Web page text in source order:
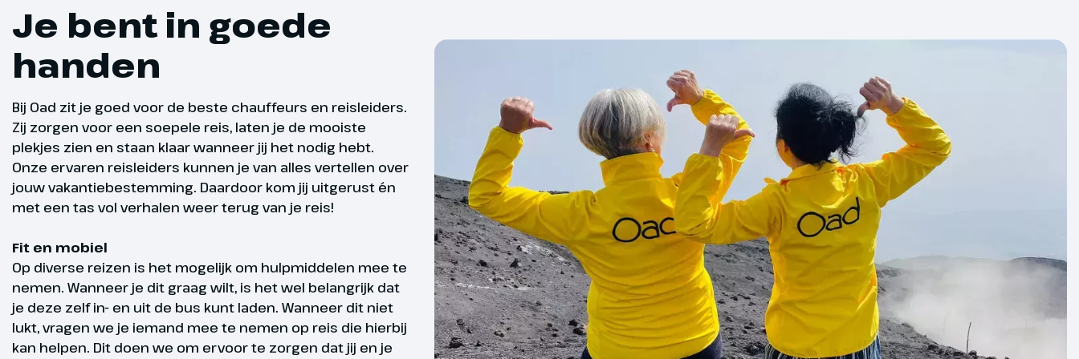
Dag 3
Antiek Rome; Colosseum, Forum
Vandaag gaan we het antieke Rome
ontdekken. Onder leiding van een deskundige
gids beginnen we de tour langs het
indrukwekkende Colosseum, het grootste
amfitheater van het Romeinse rijk. Gebouwd
als vermaak voor het volk, hier werden de
spelen gehouden, met dierengevechten en
gladiatorenshows. We gaan verder naar het
Forum Romanum, het religieuze, politieke en
commerciële centrum van Rome. We zien de
ruïnes van de Tempel van Saturnus, de Tempel
van Castor en Pollux en nog veel meer. We
gaan verder naar de Palatijn, één van de zeven
Je bent in goede
handen
Bij Oad zit je goed voor de beste chauffeurs en reisleiders.
Zij zorgen voor een soepele reis, laten je de mooiste
plekjes zien en staan klaar wanneer jij het nodig hebt.
Onze ervaren reisleiders kunnen je van alles vertellen over
jouw vakantiebestemming. Daardoor kom jij uitgerust én
met een tas vol verhalen weer terug van je reis!
Fit en mobiel
Op diverse reizen is het mogelijk om hulpmiddelen mee te
nemen. Wanneer je dit graag wilt, is het wel belangrijk dat
je deze zelf in- en uit de bus kunt laden. Wanneer dit niet
lukt, vragen we je iemand mee te nemen op reis die hierbij
kan helpen. Dit doen we om ervoor te zorgen dat jij en je
vertrek
deelnemers. Toch willen we je zoveel mogelijk garantie bieden.
Daarom bieden wij reizen aan met ‘gegarandeerd vertrek’. Dit zijn
reizen waarvan wij op basis van geschiedenis en ervaring met 99%
zekerheid kunnen zeggen dat ze doorgaan. Slechts in zeer zeldzame
gevallen kan het zijn dat een garante reis alsnog moet worden
ingetrokken. Bijv. door een grote annulering of reisbeperkende
oorzaken buiten onze invloedsfeer.
Bij data en prijzen zie je of deze reis vertrekgarantie heeft.
Je vliegt met Transavia. Ruimbagage is niet inbegrepen en dien